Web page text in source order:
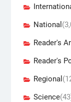
National
Reader's
Reader's
Regional
Science